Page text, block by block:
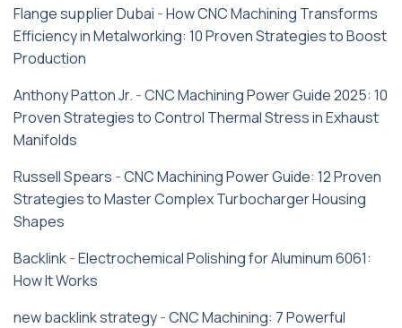
Flange supplier Dubai -How CNC Machining Transforms
Efficiency in Metalworking: 10 Proven Strategies to Boost
Production
Anthony Patton Jr. -CNC Machining Power Guide 2025: 10
Proven Strategies to Control Thermal Stress in Exhaust
Manifolds
Russell Spears -CNC Machining Power Guide: 12 Proven
Strategies to Master Complex Turbocharger Housing
Shapes
Backlink-Electrochemical Polishing for Aluminum 6061:
How It Works
new backlink strategy-CNC Machining: 7 Powerful